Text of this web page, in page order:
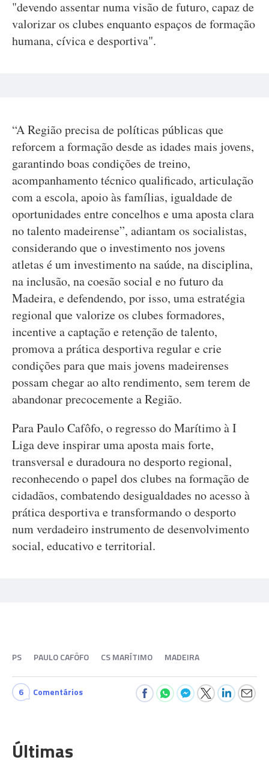
"devendo assentar numa visão de futuro, capaz de
valorizar os clubes enquanto espaços de formação
humana, cívica e desportiva".
“A Região precisa de políticas públicas que
reforcem a formação desde as idades mais jovens,
garantindo boas condições de treino,
acompanhamento técnico qualificado, articulação
com a escola, apoio às famílias, igualdade de
oportunidades entre concelhos e uma aposta clara
no talento madeirense”, adiantam os socialistas,
considerando que o investimento nos jovens
atletas é um investimento na saúde, na disciplina,
na inclusão, na coesão social e no futuro da
Madeira, e defendendo, por isso, uma estratégia
regional que valorize os clubes formadores,
incentive a captação e retenção de talento,
promova a prática desportiva regular e crie
condições para que mais jovens madeirenses
possam chegar ao alto rendimento, sem terem de
abandonar precocemente a Região.
Para Paulo Cafôfo, o regresso do Marítimo à I
Liga deve inspirar uma aposta mais forte,
transversal e duradoura no desporto regional,
reconhecendo o papel dos clubes na formação de
cidadãos, combatendo desigualdades no acesso à
prática desportiva e transformando o desporto
num verdadeiro instrumento de desenvolvimento
social, educativo e territorial.
PS PAULO CAFÔFO CS MARÍTIMO MADEIRA
6 Comentários
Últimas